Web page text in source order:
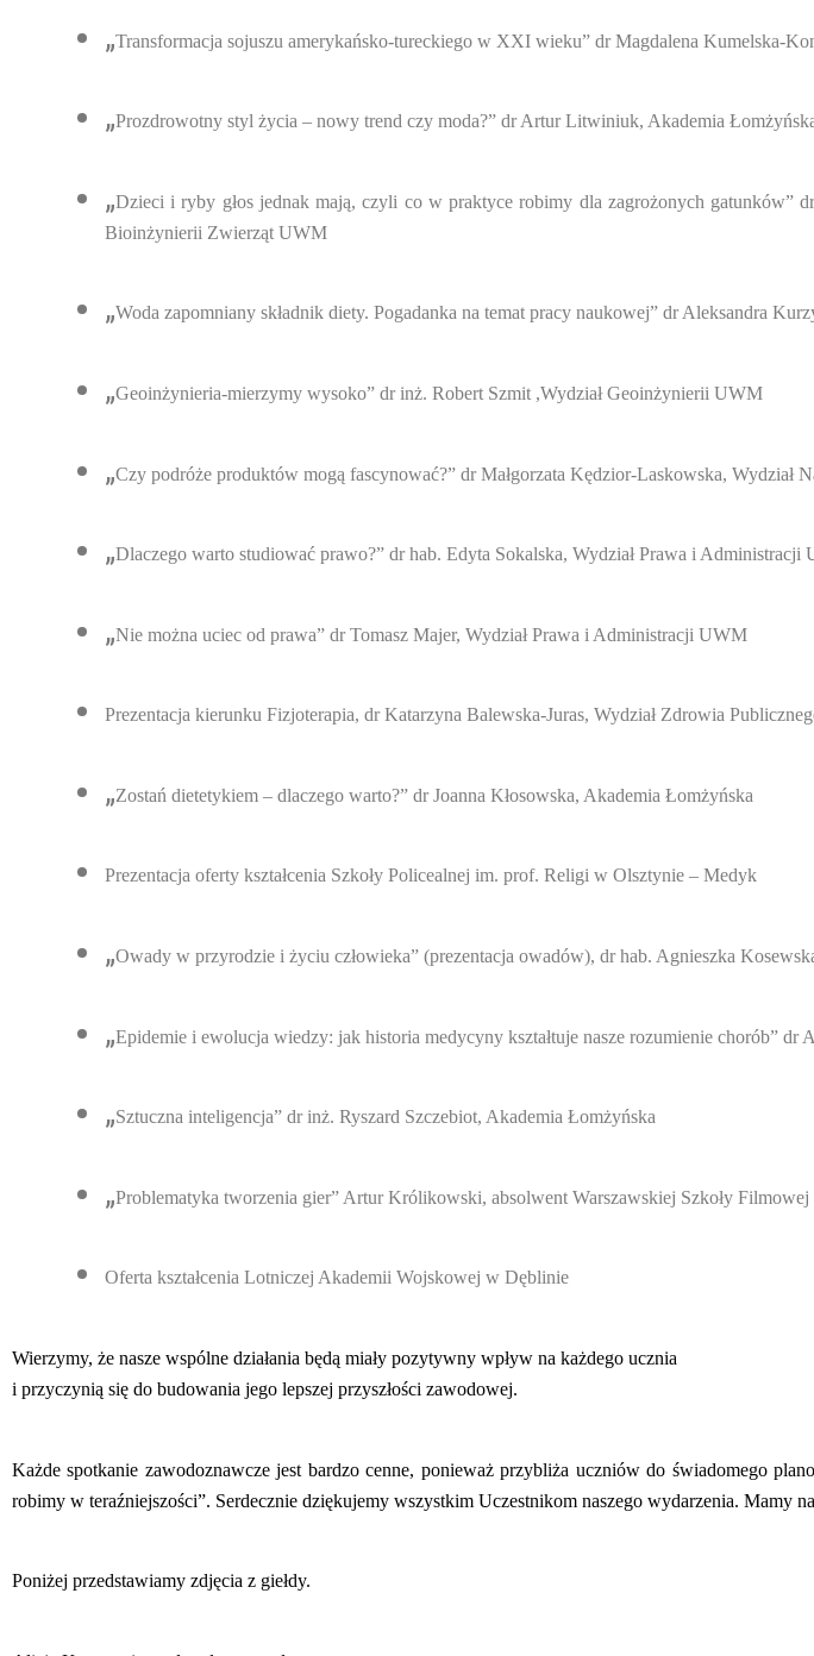
„Transformacja sojuszu amerykańsko-tureckiego w XXI wieku” dr Magdalena Kumelska-
„Prozdrowotny styl życia – nowy trend czy moda?” dr Artur Litwiniuk, Akademia
„Dzieci i ryby głos jednak mają, czyli co w praktyce robimy dla zagrożonych gatunków”
Bioinżynierii Zwierząt UWM
„Woda zapomniany składnik diety. Pogadanka na temat pracy naukowej” dr Aleksandra
„Geoinżynieria-mierzymy wysoko” dr inż. Robert Szmit ,Wydział Geoinżynierii UWM
„Czy podróże produktów mogą fascynować?” dr Małgorzata Kędzior-Laskowska, Wydział
„Dlaczego warto studiować prawo?” dr hab. Edyta Sokalska, Wydział Prawa i Administracji
„Nie można uciec od prawa” dr Tomasz Majer, Wydział Prawa i Administracji UWM
Prezentacja kierunku Fizjoterapia, dr Katarzyna Balewska-Juras, Wydział Zdrowia
„Zostań dietetykiem – dlaczego warto?” dr Joanna Kłosowska, Akademia Łomżyńska
Prezentacja oferty kształcenia Szkoły Policealnej im. prof. Religi w Olsztynie – Medyk
„Owady w przyrodzie i życiu człowieka” (prezentacja owadów), dr hab. Agnieszka
„Epidemie i ewolucja wiedzy: jak historia medycyny kształtuje nasze rozumienie chorób”
„Sztuczna inteligencja” dr inż. Ryszard Szczebiot, Akademia Łomżyńska
„Problematyka tworzenia gier” Artur Królikowski, absolwent Warszawskiej Szkoły Filmowej
Oferta kształcenia Lotniczej Akademii Wojskowej w Dęblinie
Wierzymy, że nasze wspólne działania będą miały pozytywny wpływ na każdego ucznia
i przyczynią się do budowania jego lepszej przyszłości zawodowej.
Każde spotkanie zawodoznawcze jest bardzo cenne, ponieważ przybliża uczniów do świadomego
robimy w teraźniejszości”. Serdecznie dziękujemy wszystkim Uczestnikom naszego wydarzenia. Mamy
Poniżej przedstawiamy zdjęcia z giełdy.